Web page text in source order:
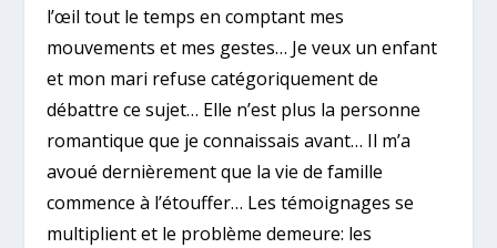
l’œil tout le temps en comptant mes
mouvements et mes gestes… Je veux un enfant
et mon mari refuse catégoriquement de
débattre ce sujet… Elle n’est plus la personne
romantique que je connaissais avant… Il m’a
avoué dernièrement que la vie de famille
commence à l’étouffer… Les témoignages se
multiplient et le problème demeure: les